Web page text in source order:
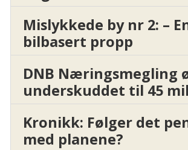
Mislykkede by nr 2: –
bilbasert propp
DNB Næringsmegling
underskuddet til 45
Kronikk: Følger det
med planene?